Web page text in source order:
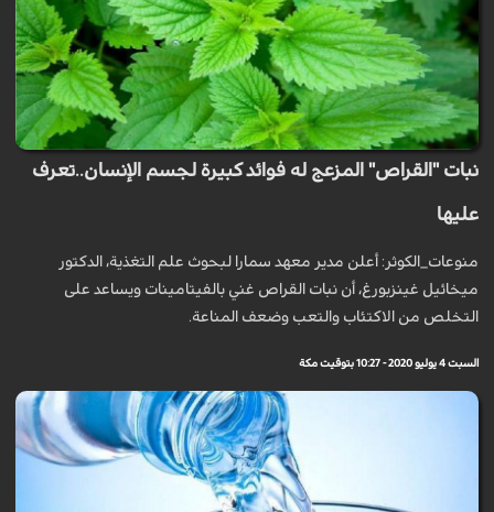
نبات "القراص" المزعج له فوائد كبيرة لجسم الإنسان..تعرف
عليها
منوعات_الكوثر: أعلن مدير معهد سمارا لبحوث علم التغذية، الدكتور
ميخائيل غينزبورغ، أن نبات القراص غني بالفيتامينات ويساعد على
التخلص من الاكتئاب والتعب وضعف المناعة.
السبت 4 يوليو 2020 - 10:27 بتوقيت مكة